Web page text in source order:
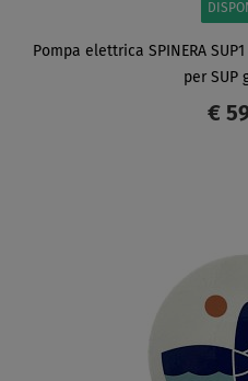
Pompa elettrica SPINERA
per SUP
€